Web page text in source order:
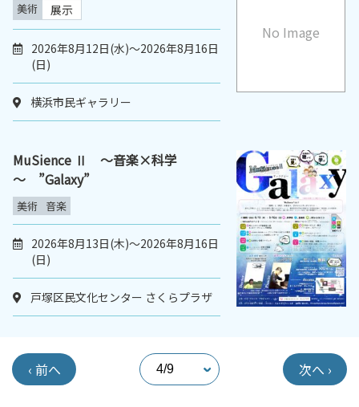
No Image
美術 展示
2026年8月12日(水)～2026年8月16日
(日)
横浜市民ギャラリー
MuSience Ⅱ ～音楽×科学
～ ”Galaxy”
美術 音楽
2026年8月13日(木)～2026年8月16日
(日)
戸塚区民文化センター さくらプラザ
‹ 前へ 次へ ›